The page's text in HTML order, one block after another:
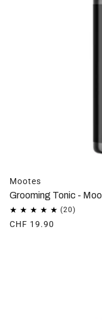
Mootes
Grooming Tonic -
CHF 19.90